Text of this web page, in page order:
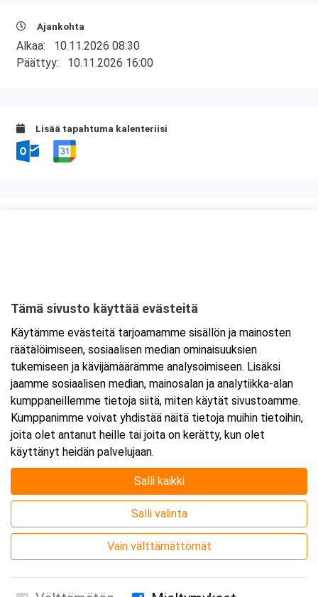
Ajankohta
Alkaa: 10.11.2026 08:30
Päättyy: 10.11.2026 16:00
Lisää tapahtuma kalenteriisi
Tarkempi kartta ja ajo-ohjeet
Tämä sivusto käyttää evästeitä
Käytämme evästeitä tarjoamamme sisällön ja mainosten
räätälöimiseen, sosiaalisen median ominaisuuksien
tukemiseen ja kävijämäärämme analysoimiseen. Lisäksi
jaamme sosiaalisen median, mainosalan ja analytiikka-alan
kumppaneillemme tietoja siitä, miten käytät sivustoamme.
Kumppanimme voivat yhdistää näitä tietoja muihin tietoihin,
joita olet antanut heille tai joita on kerätty, kun olet
käyttänyt heidän palvelujaan.
Salli kaikki
Salli valinta
Vain välttämättömät